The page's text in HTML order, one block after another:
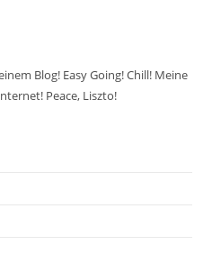
Blog! Easy Going! Chill! Meine
Peace, Liszto!